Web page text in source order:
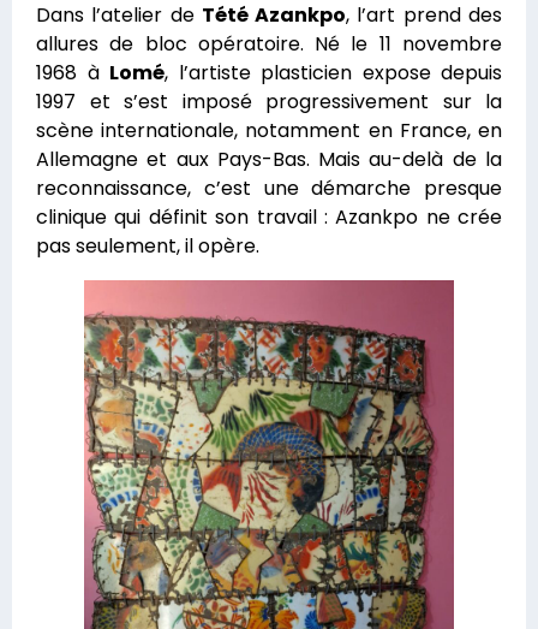
Dans l’atelier de Tété Azankpo, l’art prend des
allures de bloc opératoire. Né le 11 novembre
1968 à Lomé, l’artiste plasticien expose depuis
1997 et s’est imposé progressivement sur la
scène internationale, notamment en France, en
Allemagne et aux Pays-Bas. Mais au-delà de la
reconnaissance, c’est une démarche presque
clinique qui définit son travail : Azankpo ne crée
pas seulement, il opère.